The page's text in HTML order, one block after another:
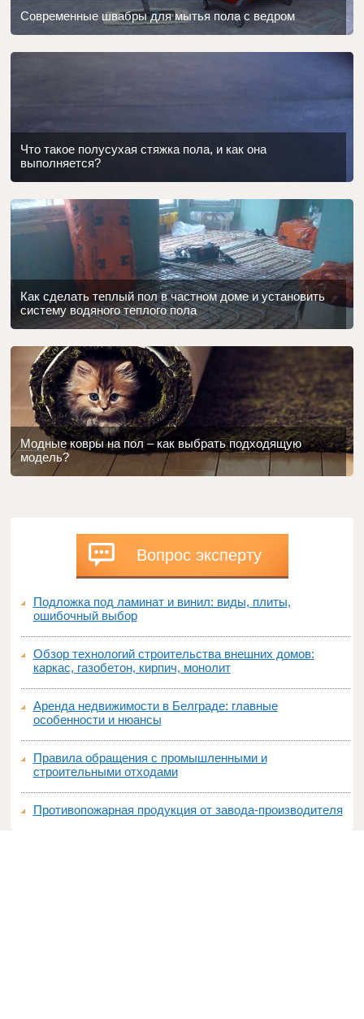
Современные швабры для мытья пола с ведром
Что такое полусухая стяжка пола, и как она
выполняется?
Как сделать теплый пол в частном доме и установить
систему водяного теплого пола
Модные ковры на пол – как выбрать подходящую
модель?
Вопрос эксперту
Подложка под ламинат и винил: виды, плиты,
ошибочный выбор
Обзор технологий строительства внешних домов:
каркас, газобетон, кирпич, монолит
Аренда недвижимости в Белграде: главные
особенности и нюансы
Правила обращения с промышленными и
строительными отходами
Противопожарная продукция от завода-производителя